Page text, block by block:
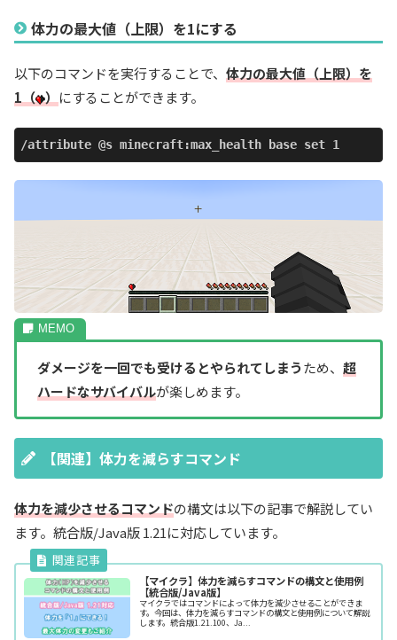
体力の最大値（上限）を1にする
以下のコマンドを実行することで、 体力の最大値（上限）を
1（ ） にすることができます。
/attribute @s minecraft:max_health base set 1
ダメージを一回でも受けるとやられてしまうため、 超
ハードなサバイバルが楽しめます。
【関連】体力を減らすコマンド
体力を減少させるコマンドの構文は以下の記事で解説してい
ます。統合版/Java版 1.21に対応しています。
【マイクラ】体力を減らすコマンドの構文と使用例
【統合版/Java版】
マイクラではコマンドによって体力を減少させることができま
す。今回は、体力を減らすコマンドの構文と使用例について解説
します。統合版1.21.100、Ja...